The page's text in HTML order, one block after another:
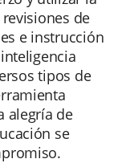
de
e instrucción
tipos de
alegría de
se